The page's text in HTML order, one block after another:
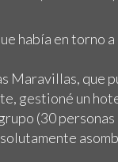
había en torno
Maravillas, que
gestioné un
(30